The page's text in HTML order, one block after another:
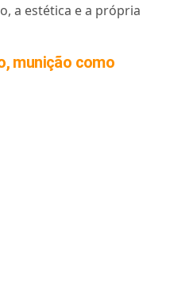
a estética e a própria
munição como